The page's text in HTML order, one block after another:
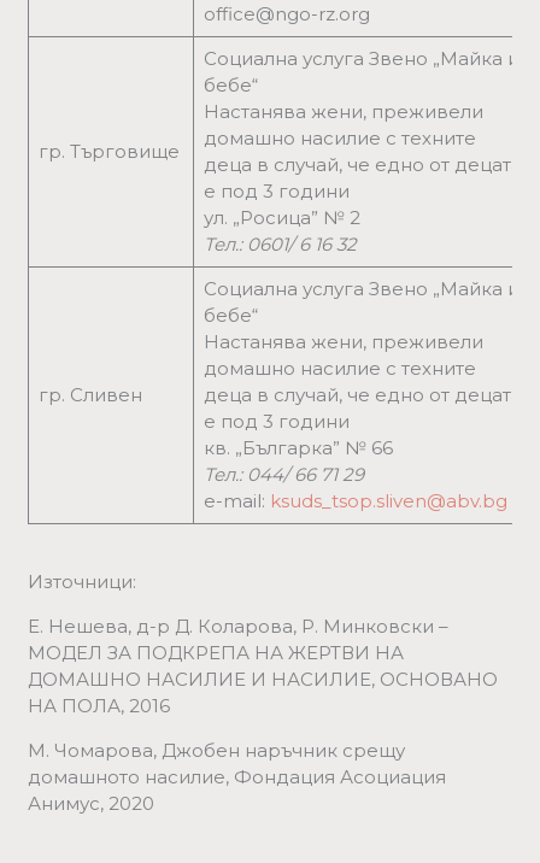
office@ngo-rz.org
гр. Търговище
Социална услуга Звено „Майка и
бебе“
Настанява жени, преживели
домашно насилие с техните
деца в случай, че едно от децата
е под 3 години
ул. „Росица” № 2
Тел.: 0601/ 6 16 32
гр. Сливен
Социална услуга Звено „Майка и
бебе“
Настанява жени, преживели
домашно насилие с техните
деца в случай, че едно от децата
е под 3 години
кв. „Българка” № 66
Тел.: 044/ 66 71 29
е-mail: ksuds_tsop.sliven@abv.bg
Източници:
Е. Нешева, д-р Д. Коларова, Р. Минковски –
МОДЕЛ ЗА ПОДКРЕПА НА ЖЕРТВИ НА
ДОМАШНО НАСИЛИЕ И НАСИЛИЕ, ОСНОВАНО
НА ПОЛА, 2016
М. Чомарова, Джобен наръчник срещу
домашното насилие, Фондация Асоциация
Анимус, 2020